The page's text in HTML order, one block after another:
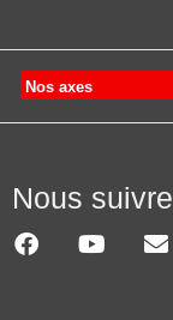
Nos axes
Nous suivre